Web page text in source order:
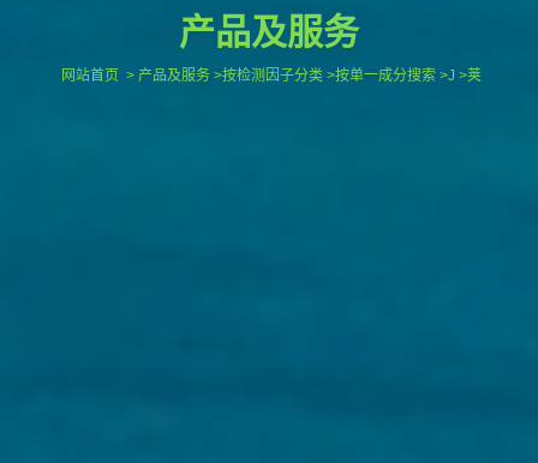
产品及服务
网站首页 > 产品及服务 >按检测因子分类 >按单一成分搜索 >J >荚